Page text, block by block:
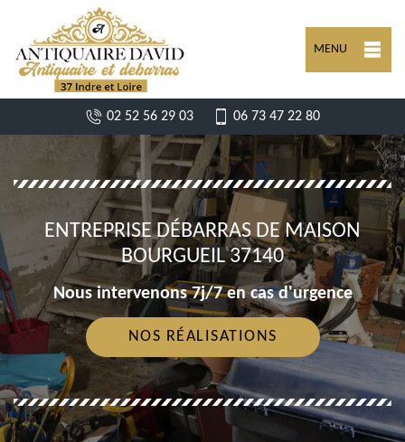
MENU
02 52 56 29 03 06 73 47 22 80
ENTREPRISE DÉBARRAS DE MAISON
BOURGUEIL 37140
Nous intervenons 7j/7 en cas d'urgence
NOS RÉALISATIONS